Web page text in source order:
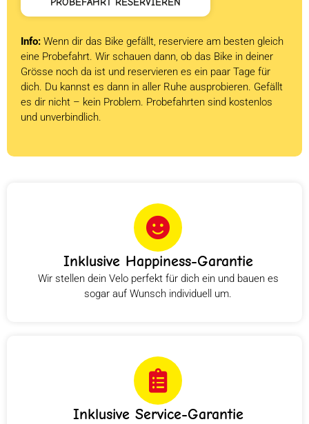
Info: Wenn dir das Bike gefällt, reserviere am besten gleich
eine Probefahrt. Wir schauen dann, ob das Bike in deiner
Grösse noch da ist und reservieren es ein paar Tage für
dich. Du kannst es dann in aller Ruhe ausprobieren. Gefällt
es dir nicht – kein Problem. Probefahrten sind kostenlos
und unverbindlich.
Inklusive Happiness-Garantie
Wir stellen dein Velo perfekt für dich ein und bauen es
sogar auf Wunsch individuell um.
Inklusive Service-Garantie